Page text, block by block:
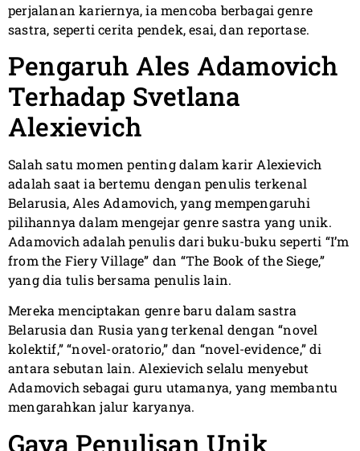
perjalanan kariernya, ia mencoba berbagai genre
sastra, seperti cerita pendek, esai, dan reportase.
Pengaruh Ales Adamovich
Terhadap Svetlana
Alexievich
Salah satu momen penting dalam karir Alexievich
adalah saat ia bertemu dengan penulis terkenal
Belarusia, Ales Adamovich, yang mempengaruhi
pilihannya dalam mengejar genre sastra yang unik.
Adamovich adalah penulis dari buku-buku seperti “I’m
from the Fiery Village” dan “The Book of the Siege,”
yang dia tulis bersama penulis lain.
Mereka menciptakan genre baru dalam sastra
Belarusia dan Rusia yang terkenal dengan “novel
kolektif,” “novel-oratorio,” dan “novel-evidence,” di
antara sebutan lain. Alexievich selalu menyebut
Adamovich sebagai guru utamanya, yang membantu
mengarahkan jalur karyanya.
Gaya Penulisan Unik